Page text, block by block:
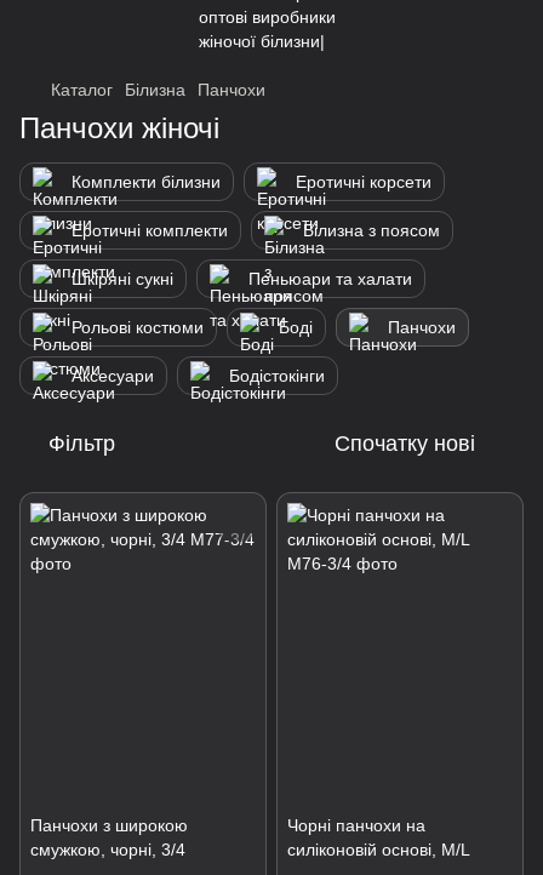
Каталог Білизна Панчохи
Панчохи жіночі
Комплекти білизни Еротичні корсети
Еротичні комплекти Білизна з поясом
Шкіряні сукні Пеньюари та халати
Рольові костюми Боді Панчохи
Аксесуари Бодістокінги
Фільтр Спочатку нові
Панчохи з широкою
смужкою, чорні, 3/4
Чорні панчохи на
силіконовій основі, M/L